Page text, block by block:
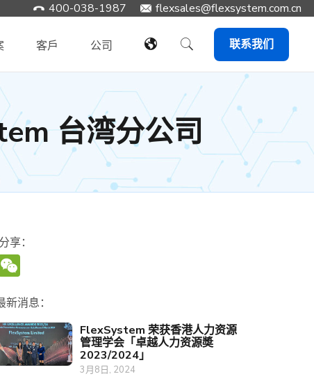
400-038-1987 ​flexsales@flexsystem.com.cn
客戶 公司 联系我们
台湾分公司
分享：
新消息：
FlexSystem 荣获香港人力资源
管理学会「卓越人力资源奬
2023/2024」
3月8日, 2024